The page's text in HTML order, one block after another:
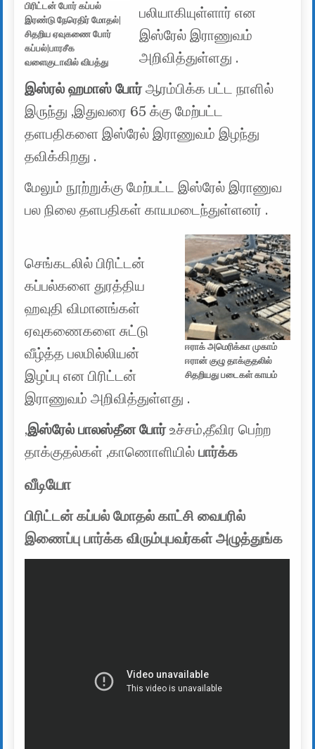
பிரிட்டன் போர் கப்பல்
இரண்டு நேரெதிர் மோதல்|
சிதறிய ஏவுகணை போர்
கப்பல்|பாரசீக
வளைகுடாவில் விபத்து
பலியாகியுள்ளார் என
இஸ்ரேல் இராணுவம்
அறிவித்துள்ளது .
இஸ்ரல் ஹமாஸ் போர்ஆரம்பிக்க பட்ட நாளில்
இருந்து ,இதுவரை 65 க்கு மேற்பட்ட
தளபதிகளை இஸ்ரேல் இராணுவம் இழந்து
தவிக்கிறது .
மேலும் நூற்றுக்கு மேற்பட்ட இஸ்ரேல் இராணுவ
பல நிலை தளபதிகள் காயமடைந்துள்ளனர் .
ஈராக் அமெரிக்கா முகாம்
ஈரான் குழு தாக்குதலில்
சிதறியது படைகள் காயம்
செங்கடலில் பிரிட்டன்
கப்பல்களை துரத்திய
ஹவுதி விமானங்கள்
ஏவுகணைகளை சுட்டு
வீழ்த்த பலமில்லியன்
இழப்பு என பிரிட்டன்
இராணுவம் அறிவித்துள்ளது .
,இஸ்ரேல் பாலஸ்தீன போர்உச்சம்,தீவிர பெற்ற
தாக்குதல்கள் ,காணொளியில்பார்க்க
வீடியோ
பிரிட்டன் கப்பல் மோதல் காட்சி வைபரில்
இணைப்பு பார்க்க விரும்புபவர்கள் அழுத்துங்க